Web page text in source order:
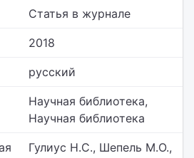
Статья в журнале
2018
русский
Научная библиотека,
Научная библиотека
Гулиус Н.С., Шепель М.О.,